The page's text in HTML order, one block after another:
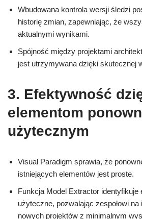
Wbudowana kontrola wersji śledzi
historię zmian, zapewniając, że
aktualnymi wynikami.
Spójność między projektami
jest utrzymywana dzięki skutecznej
3. Efektywność
elementom
użytecznym
Visual Paradigm sprawia, że
istniejących elementów jest proste.
Funkcja Model Extractor identyfikuje
użyteczne, pozwalając zespołowi na
nowych projektów z minimalnym